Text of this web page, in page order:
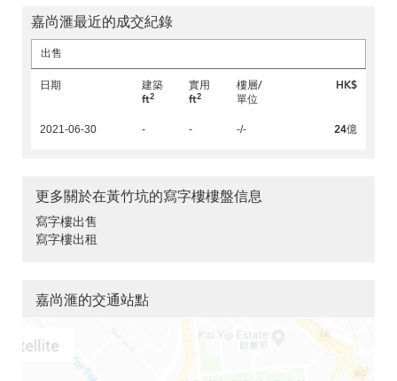
嘉尚滙最近的成交紀錄
出售
日期
建築
ft2
實用
ft2
樓層/
單位
HK$
2021-06-30 - - -/- 24億
更多關於在黃竹坑的寫字樓樓盤信息
寫字樓出售
寫字樓出租
嘉尚滙的交通站點